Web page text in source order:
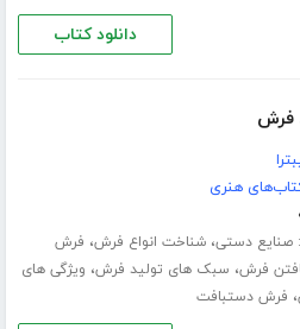
دانلود کتاب
فرش
هنری
صنایع دستی،شناخت انواع فرش، فرش
فرش، سبک های تولید فرش، ویژگی های
، فرش دستبافت